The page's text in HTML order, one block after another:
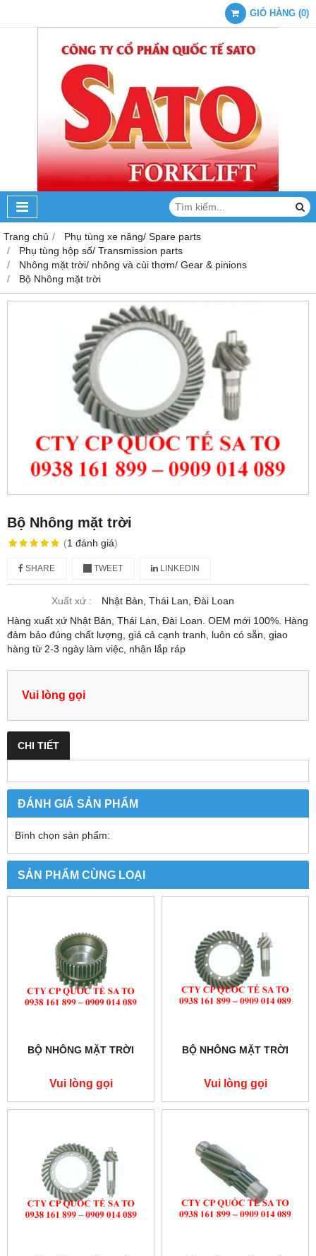
GIỎ HÀNG (0)
Trang chủ
Phụ tùng xe nâng/ Spare parts
Phụ tùng hộp số/ Transmission parts
Nhông mặt trời/ nhông và cùi thơm/ Gear & pinions
Bộ Nhông mặt trời
Bộ Nhông mặt trời
(1 đánh giá)
SHARE TWEET LINKEDIN
Xuất xứ :
Nhật Bản, Thái Lan, Đài Loan
Hàng xuất xứ Nhật Bản, Thái Lan, Đài Loan. OEM mới 100%. Hàng
đảm bảo đúng chất lượng, giá cả cạnh tranh, luôn có sẵn, giao
hàng từ 2-3 ngày làm việc, nhận lắp ráp
Vui lòng gọi
CHI TIẾT
ĐÁNH GIÁ SẢN PHẨM
Bình chọn sản phẩm:
SẢN PHẨM CÙNG LOẠI
BỘ NHÔNG MẶT TRỜI
Vui lòng gọi
BỘ NHÔNG MẶT TRỜI
Vui lòng gọi